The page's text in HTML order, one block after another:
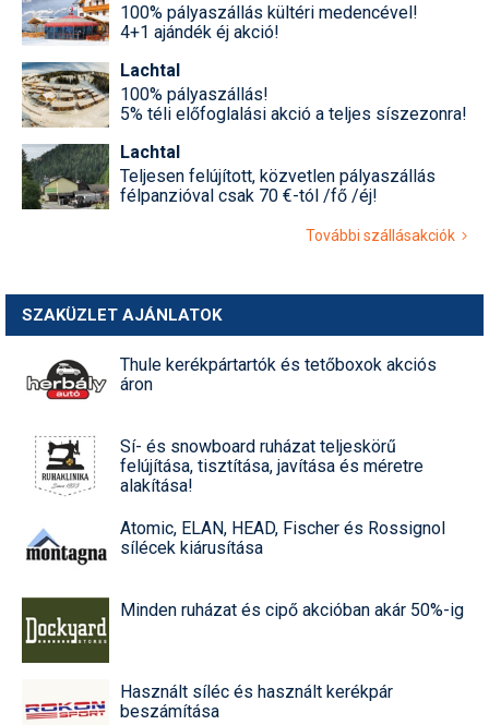
100% pályaszállás kültéri medencével!
4+1 ajándék éj akció!
Lachtal
100% pályaszállás!
5% téli előfoglalási akció a teljes síszezonra!
Lachtal
Teljesen felújított, közvetlen pályaszállás
félpanzióval csak 70 €-tól /fő /éj!
További szállásakciók
SZAKÜZLET AJÁNLATOK
Thule kerékpártartók és tetőboxok akciós
áron
Sí- és snowboard ruházat teljeskörű
felújítása, tisztítása, javítása és méretre
alakítása!
Atomic, ELAN, HEAD, Fischer és Rossignol
sílécek kiárusítása
Minden ruházat és cipő akcióban akár 50%-ig
Használt síléc és használt kerékpár
beszámítása